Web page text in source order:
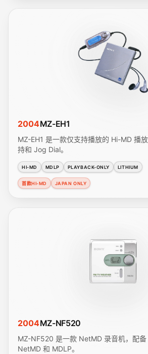
2004MZ-EH1
MZ-EH1 是一款仅支持播放的 Hi-MD 播
持和 Jog Dial。
HI-MD MDLP PLAYBACK-ONLY LITHIUM
首款HI-MD JAPAN ONLY
2004MZ-NF520
MZ-NF520 是一款 NetMD 录音机，配备
NetMD 和 MDLP。